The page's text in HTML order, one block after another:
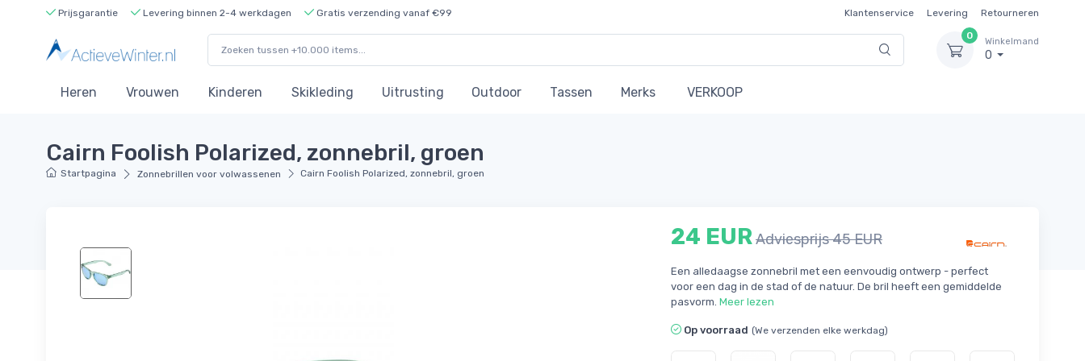
Prijsgarantie Levering binnen 2-4 werkdagen Gratis verzending vanaf €99 Klantenservice Levering
Retourneren
0
Winkelmand
0
Heren Vrouwen Kinderen Skikleding Uitrusting Outdoor Tassen Merks VERKOOP
Cairn Foolish Polarized, zonnebril, groen
Startpagina Zonnebrillen voor volwassenen Cairn Foolish Polarized, zonnebril, groen
24 EURAdviesprijs 45 EUR
Een alledaagse zonnebril met een eenvoudig ontwerp - perfect
voor een dag in de stad of de natuur. De bril heeft een gemiddelde
pasvorm. Meer lezen
Op voorraad (We verzenden elke werkdag)